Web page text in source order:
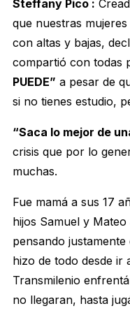
Steffany Pico :
que nuestras
con altas y bajas,
compartió con todas
PUEDE” a pesar de
si no tienes estudio,
“Saca lo mejor de
crisis que por lo
muchas.
Fue mamá a sus 17
hijos Samuel y
pensando
hizo de todo desde ir
Transmilenio
no llegaran, hasta